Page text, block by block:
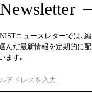
Newsletter
ニュースレターでは、編
んだ最新情報を定期的に配
ます。